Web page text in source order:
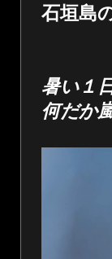
石垣島
暑い１
何だか